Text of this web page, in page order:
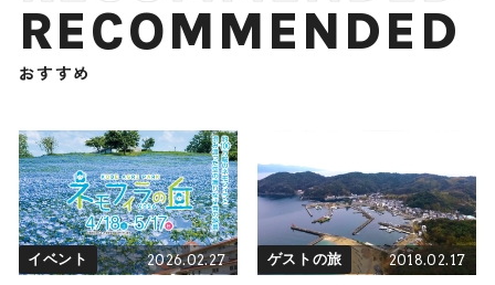
RECOMMENDED
おすすめ
イベント 2026.02.27 ゲストの旅 2018.02.17